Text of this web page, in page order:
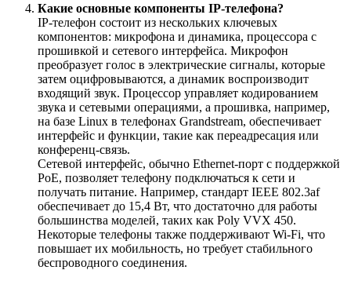
Какие основные компоненты IP-телефона?
IP-телефон состоит из нескольких ключевых
компонентов: микрофона и динамика, процессора с
прошивкой и сетевого интерфейса. Микрофон
преобразует голос в электрические сигналы, которые
затем оцифровываются, а динамик воспроизводит
входящий звук. Процессор управляет кодированием
звука и сетевыми операциями, а прошивка, например,
на базе Linux в телефонах Grandstream, обеспечивает
интерфейс и функции, такие как переадресация или
конференц-связь.
Сетевой интерфейс, обычно Ethernet-порт с поддержкой
PoE, позволяет телефону подключаться к сети и
получать питание. Например, стандарт IEEE 802.3af
обеспечивает до 15,4 Вт, что достаточно для работы
большинства моделей, таких как Poly VVX 450.
Некоторые телефоны также поддерживают Wi-Fi, что
повышает их мобильность, но требует стабильного
беспроводного соединения.